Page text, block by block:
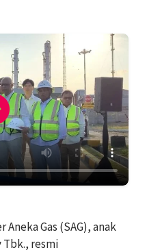
Aneka Gas (SAG), anak
Tbk., resmi